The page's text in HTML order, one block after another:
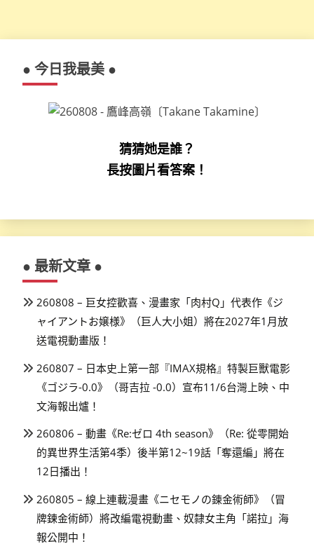
● 今日我最美 ●
猜猜她是誰？
長按圖片看答案！
● 最新文章 ●
260808 – 巨女控歡喜、漫畫家「肉村Q」代表作《ジ
ャイアントお嬢様》（巨人大小姐）將在2027年1月放
送電視動畫版！
260807 – 日本史上第一部『IMAX規格』特製巨獸電影
《ゴジラ-0.0》（哥吉拉 -0.0）宣布11/6台灣上映、中
文海報出爐！
260806 – 動畫《Re:ゼロ 4th season》（Re: 從零開始
的異世界生活第4季）後半第12~19話「奪還編」將在
12日播出！
260805 – 線上連載漫畫《ニセモノの錬金術師》（冒
牌鍊金術師）將改編電視動畫、奴隸女主角「諾拉」海
報公開中！